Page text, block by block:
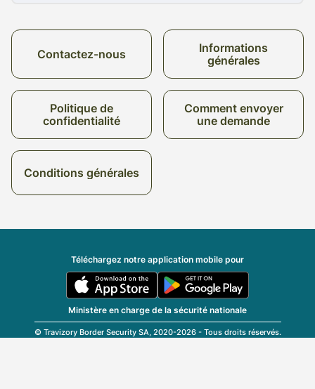
Contactez-nous
Informations
générales
Politique de
confidentialité
Comment envoyer
une demande
Conditions générales
Téléchargez notre application mobile pour
Ministère en charge de la sécurité nationale
© Travizory Border Security SA, 2020-2026 - Tous droits réservés.